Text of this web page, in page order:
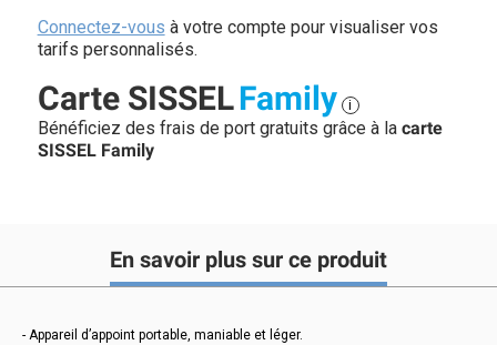
Connectez-vous à votre compte pour visualiser vos
tarifs personnalisés.
Carte SISSELFamily i
Bénéficiez des frais de port gratuits grâce à la carte
SISSEL Family
En savoir plus sur ce produit
- Appareil d’appoint portable, maniable et léger.